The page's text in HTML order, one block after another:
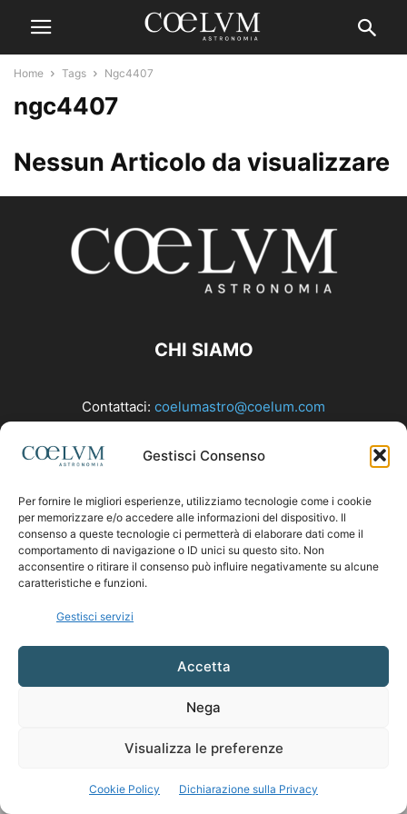
Gestisci Consenso
Per fornire le migliori esperienze, utilizziamo tecnologie come i cookie
per memorizzare e/o accedere alle informazioni del dispositivo. Il
consenso a queste tecnologie ci permetterà di elaborare dati come il
comportamento di navigazione o ID unici su questo sito. Non
acconsentire o ritirare il consenso può influire negativamente su alcune
caratteristiche e funzioni.
Gestisci servizi
Accetta
Nega
Visualizza le preferenze
Cookie Policy Dichiarazione sulla Privacy
Home Tags Ngc4407
ngc4407
Nessun Articolo da visualizzare
CHI SIAMO
Contattaci: coelumastro@coelum.com
SEGUICI